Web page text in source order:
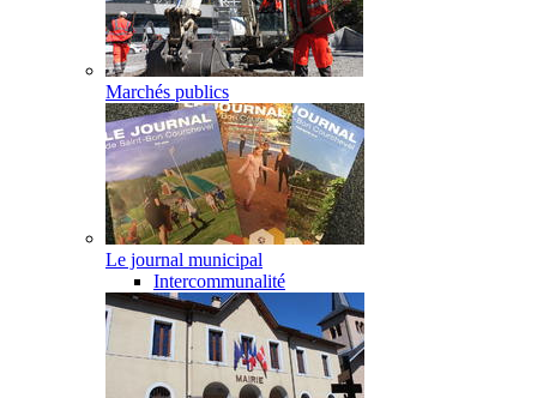
Marchés publics
Le journal municipal
Intercommunalité